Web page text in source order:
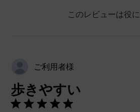
このレビューは役
ご利用者様
歩きやすい